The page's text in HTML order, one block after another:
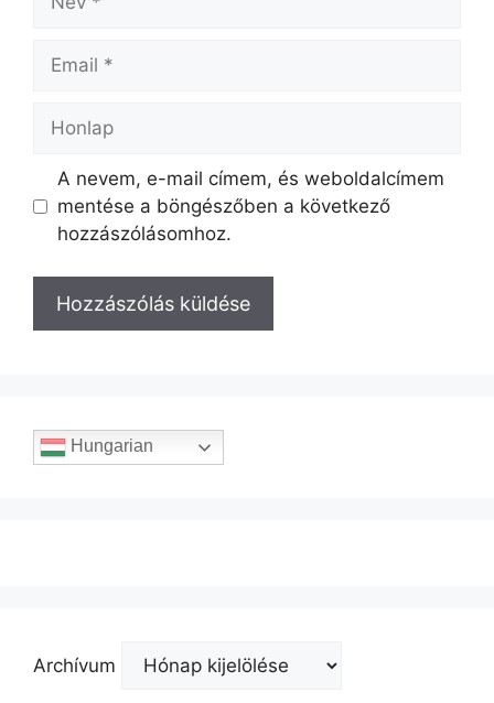
A nevem, e-mail címem, és weboldalcímem
mentése a böngészőben a következő
hozzászólásomhoz.
Hungarian
Archívum